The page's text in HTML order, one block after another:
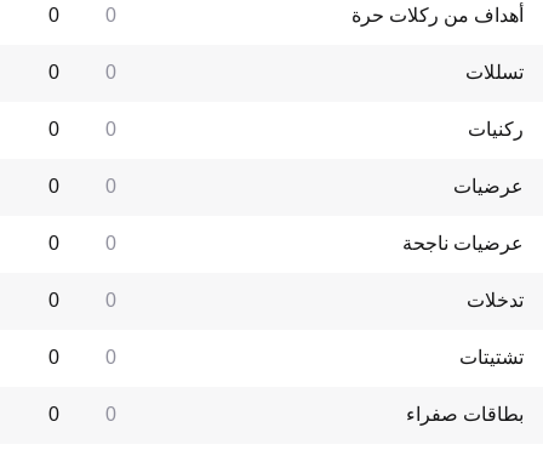
أهداف من ركلات حرة 0
0
تسللات 0
0
ركنيات 0
0
عرضيات 0
0
عرضيات ناجحة 0
0
تدخلات 0
0
تشتيتات 0
0
بطاقات صفراء 0
0